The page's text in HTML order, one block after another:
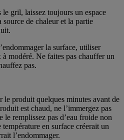
gril, laissez toujours un espace
source de chaleur et la partie
la surface, utiliser
modéré. Ne faites pas chauffer un
pas.
le produit quelques minutes avant de
est chaud, ne l’immergez pas
le remplissez pas d’eau froide non
en surface créerait un
l’endommager.